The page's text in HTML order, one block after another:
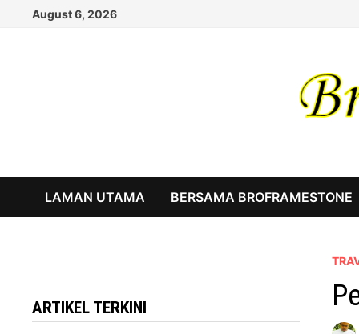
August 6, 2026
LAMAN UTAMA BERSAMA BROFRAMESTONE
ARTIKEL TERKINI